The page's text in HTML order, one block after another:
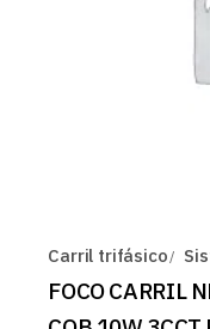
Carril trifásico
FOCO CARRIL